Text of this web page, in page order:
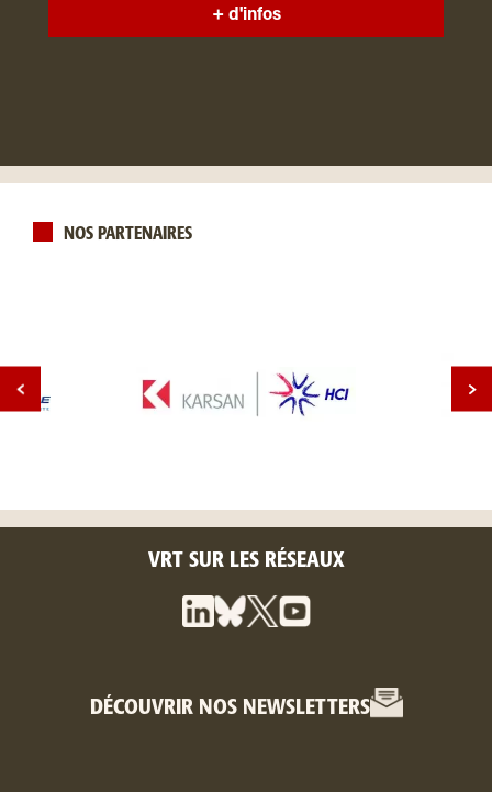
+ d'infos
NOS PARTENAIRES
VRT SUR LES RÉSEAUX
DÉCOUVRIR NOS NEWSLETTERS